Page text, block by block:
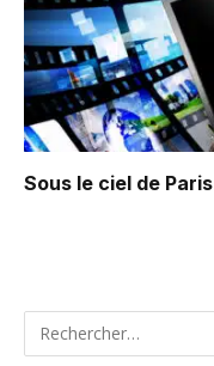
Sous le ciel de Paris